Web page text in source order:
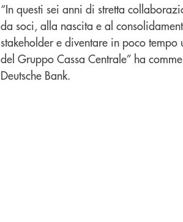
“In questi sei anni di stretta
da soci, alla nascita e al
stakeholder e diventare in poco
del Gruppo Cassa Centrale” ha
Deutsche Bank.